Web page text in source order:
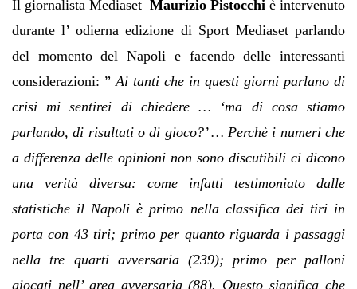
Il giornalista Mediaset Maurizio Pistocchi è intervenuto
durante l’ odierna edizione di Sport Mediaset parlando
del momento del Napoli e facendo delle interessanti
considerazioni: ” Ai tanti che in questi giorni parlano di
crisi mi sentirei di chiedere … ‘ma di cosa stiamo
parlando, di risultati o di gioco?’ … Perchè i numeri che
a differenza delle opinioni non sono discutibili ci dicono
una verità diversa: come infatti testimoniato dalle
statistiche il Napoli è primo nella classifica dei tiri in
porta con 43 tiri; primo per quanto riguarda i passaggi
nella tre quarti avversaria (239); primo per palloni
giocati nell’ area avversaria (88). Questo significa che